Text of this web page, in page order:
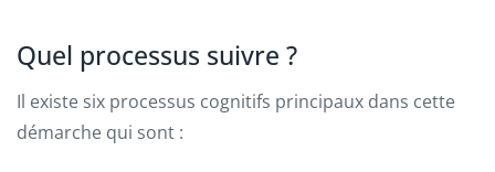
Quel processus suivre ?
Il existe six processus cognitifs principaux dans cette
démarche qui sont :